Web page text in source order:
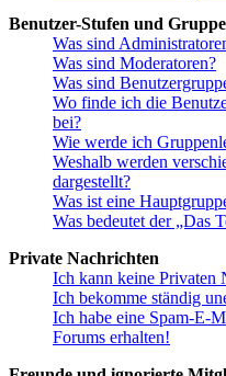
Benutzer-Stufen und
Was sind
Was sind Moderatoren?
Was sind
Wo finde ich die
bei?
Wie werde ich
Weshalb werden
dargestellt?
Was ist eine
Was bedeutet der „Das
Private Nachrichten
Ich kann keine Privaten
Ich bekomme ständig
Ich habe eine Spam-E-
Forums erhalten!